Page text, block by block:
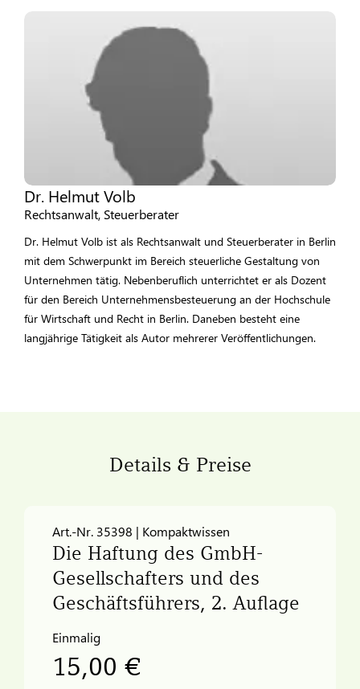
Dr. Helmut Volb
Rechtsanwalt, Steuerberater
Dr. Helmut Volb ist als Rechtsanwalt und Steuerberater in Berlin
mit dem Schwerpunkt im Bereich steuerliche Gestaltung von
Unternehmen tätig. Nebenberuflich unterrichtet er als Dozent
für den Bereich Unternehmensbesteuerung an der Hochschule
für Wirtschaft und Recht in Berlin. Daneben besteht eine
langjährige Tätigkeit als Autor mehrerer Veröffentlichungen.
Details & Preise
Art.-Nr. 35398 | Kompaktwissen
Die Haftung des GmbH-
Gesellschafters und des
Geschäftsführers, 2. Auflage
Einmalig
15,00 €